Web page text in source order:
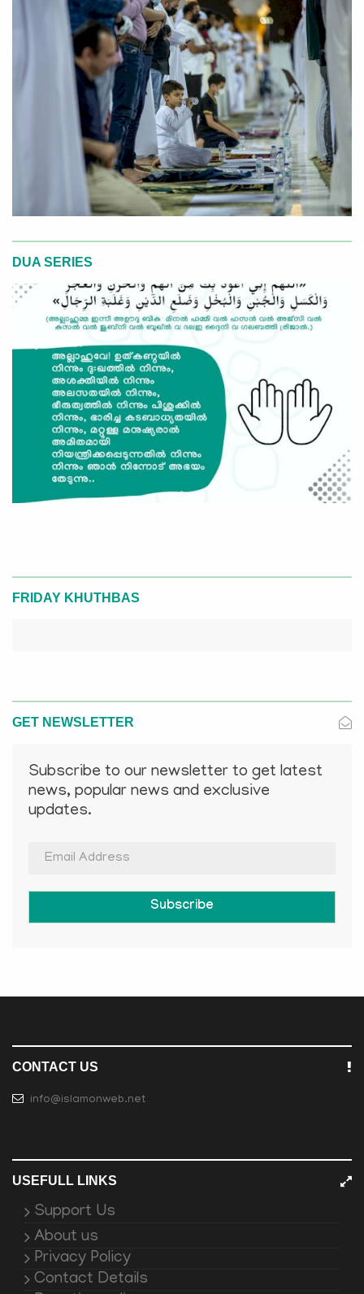
DUA SERIES
FRIDAY KHUTHBAS
GET NEWSLETTER
Subscribe to our newsletter to get latest
news, popular news and exclusive
updates.
Subscribe
CONTACT US
info@islamonweb.net
USEFULL LINKS
Support Us
About us
Privacy Policy
Contact Details